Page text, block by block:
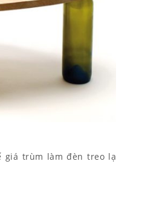
giá trùm làm đèn treo lạ